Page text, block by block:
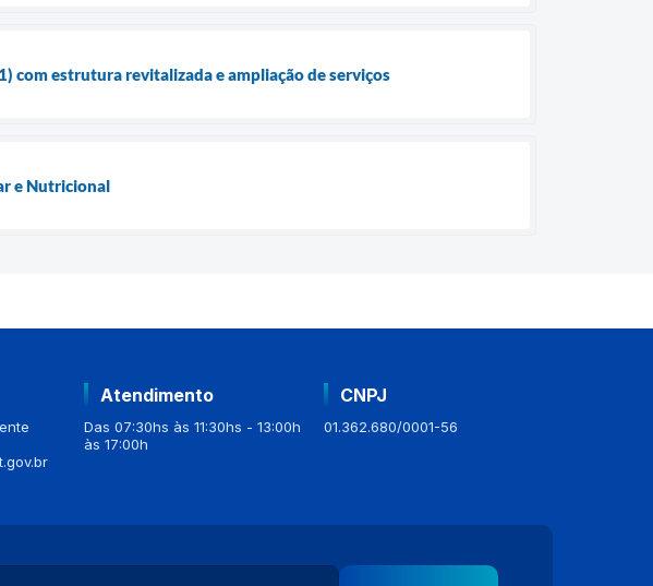
com estrutura revitalizada e ampliação de serviços
e Nutricional
Atendimento
Das 07:30hs às 11:30hs - 13:00h
às 17:00h
CNPJ
01.362.680/0001-56